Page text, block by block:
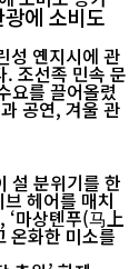
에 소비도
성 옌지시에 관
. 조선족 민속 문
요를 끌어올렸
설 분위기를 한
헤어를 매치
‘마상톈푸(马上
온화한 미소를